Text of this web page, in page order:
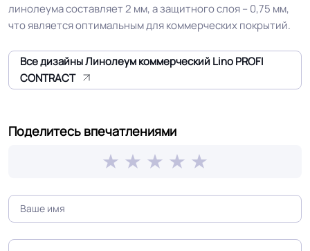
Допуск изменения
+-10% мм
Класс горючести
В2, Д2, Т2, РП1
Класс 34+/43+ кл.
Группа истираемости Группа Т
Устойчивость к химии
линолеума составляет 2 мм, а защитного слоя – 0,75 мм,
что является оптимальным для коммерческих покрытий.
Все дизайны Линолеум коммерческий Lino PROFI
CONTRACT
Поделитесь впечатлениями